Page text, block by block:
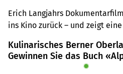
Erich Langjahrs
ins Kino zurück – und zeigt
die gleichen sind.
Kulinarisches Berner
Gewinnen Sie das Buch
✹